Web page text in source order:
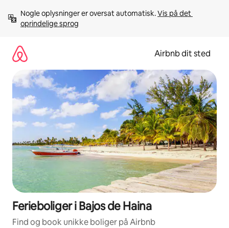
videre
Nogle oplysninger er oversat automatisk. Vis på det
oprindelige sprog
Airbnb dit sted
Ferieboliger i Bajos de Haina
Find og book unikke boliger på Airbnb